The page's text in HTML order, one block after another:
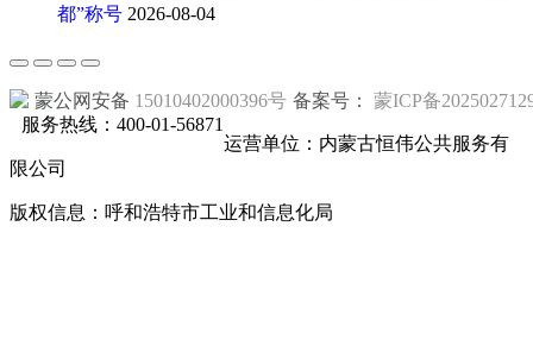
都”称号 2026-08-04
蒙公网安备 15010402000396号 备案号：
蒙ICP备
服务热线：400-01-56871
运营单位：内蒙古恒伟公共服务有
限公司
版权信息：呼和浩特市工业和信息化局